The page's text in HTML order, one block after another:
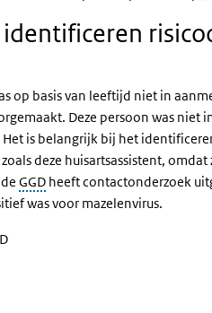
op basis van leeftijd niet in
Deze persoon was
is belangrijk bij het
deze huisartsassistent,
GGD heeft contactonderzoek
was voor mazelenvirus.